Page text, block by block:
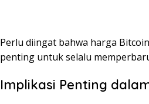
Perlu diingat bahwa harga
penting untuk selalu
Implikasi Penting